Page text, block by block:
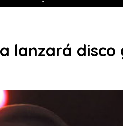
lanzará